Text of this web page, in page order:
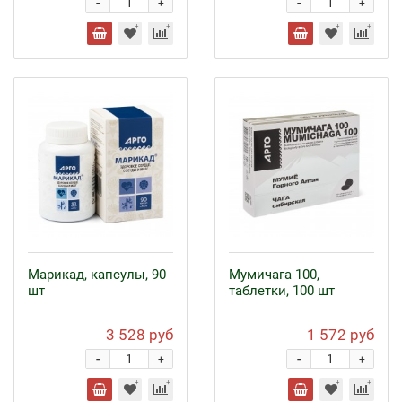
+ +
Марикад, капсулы, 90
шт
3 528 руб
+
-
Мумичага 100,
таблетки, 100 шт
1 572 руб
+
-